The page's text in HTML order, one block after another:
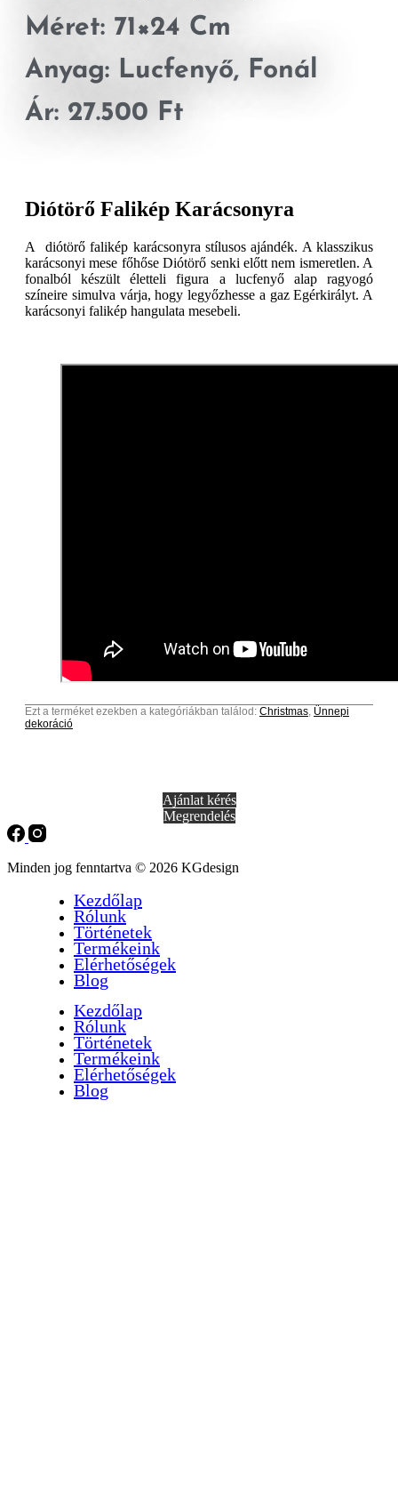
Méret: 71×24 Cm
Anyag: Lucfenyő, Fonál
Ár: 27.500 Ft
Diótörő Falikép Karácsonyra
A diótörő falikép karácsonyra stílusos ajándék. A klasszikus
karácsonyi mese főhőse Diótörő senki előtt nem ismeretlen. A
fonalból készült életteli figura a lucfenyő alap ragyogó
színeire simulva várja, hogy legyőzhesse a gaz Egérkirályt. A
karácsonyi falikép hangulata mesebeli.
Ezt a terméket ezekben a kategóriákban találod: Christmas, Ünnepi
dekoráció
Ajánlat kérés
Megrendelés
Minden jog fenntartva © 2026 KGdesign
Kezdőlap
Rólunk
Történetek
Termékeink
Elérhetőségek
Blog
Kezdőlap
Rólunk
Történetek
Termékeink
Elérhetőségek
Blog